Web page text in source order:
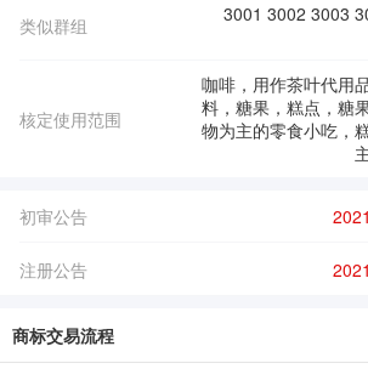
类似群组
3001 3002 3003
核定使用范围
咖啡，用作茶叶代用
料，糖果，糕点，糖
物为主的零食小吃，
初审公告
注册公告
商标交易流程